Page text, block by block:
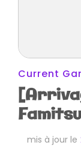
Current
mis à jour le